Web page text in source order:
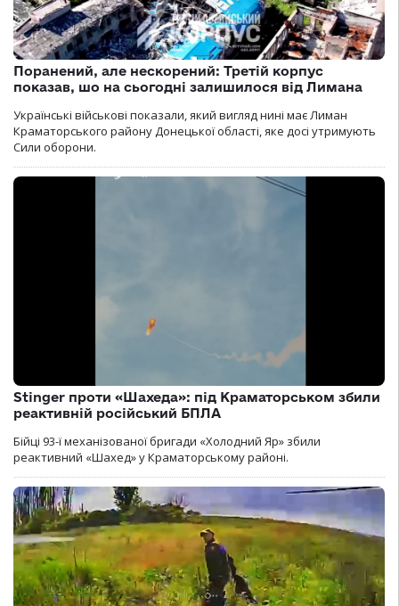
Поранений, але нескорений: Третій корпус
показав, шо на сьогодні залишилося від Лимана
Українські військові показали, який вигляд нині має Лиман
Краматорського району Донецької області, яке досі утримують
Сили оборони.
Stinger проти «Шахеда»: під Краматорськом збили
реактивній російський БПЛА
Бійці 93-ї механізованої бригади «Холодний Яр» збили
реактивний «Шахед» у Краматорському районі.